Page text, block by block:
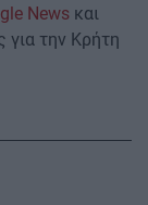
News και
για την Κρήτη